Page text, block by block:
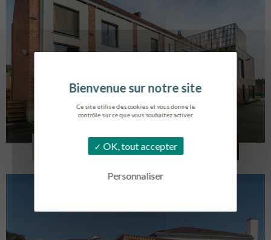
Ce site utilise des cookies et vous donne le
contrôle sur ce que vous souhaitez activer.
OK, tout accepter
Personnaliser
LOG. JEUNES TRAVAILLEURS